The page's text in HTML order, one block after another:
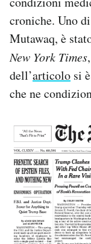
croniche. Uno
Mutawaq, è
New York Times
dell’articolo si
che ne